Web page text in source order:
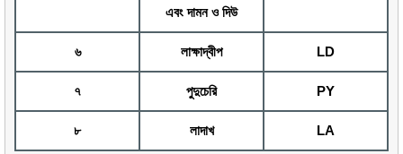
এবং দামন ও দিউ
৬ লাক্ষাদ্বীপ LD
৭ পুদুচেরি PY
৮ লাদাখ LA